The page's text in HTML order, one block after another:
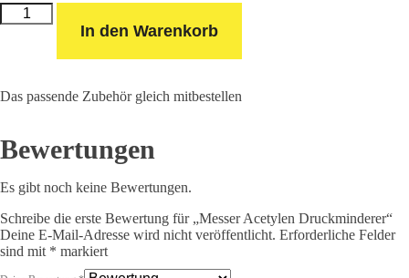
Messer
Acetylen
In den Warenkorb
Das passende Zubehör gleich mitbestellen
Bewertungen
Es gibt noch keine Bewertungen.
Schreibe die erste Bewertung für „Messer Acetylen Druckminderer“
Deine E-Mail-Adresse wird nicht veröffentlicht. Erforderliche Felder
sind mit * markiert